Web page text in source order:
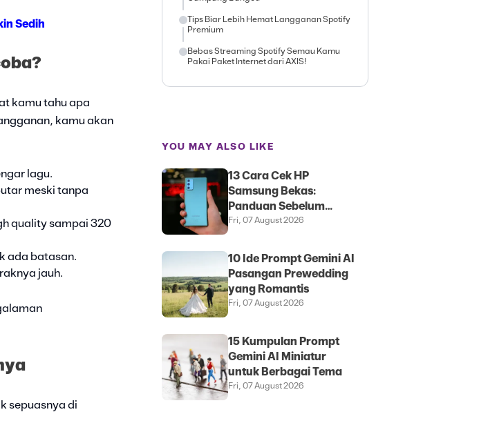
Sedih
kamu tahu apa
kamu akan
lagu.
meski tanpa
quality sampai 320
ada batasan.
jauh.
sepuasnya di
Tips Biar Lebih Hemat Langganan Spotify
Premium
Bebas Streaming Spotify Semau Kamu
Pakai Paket Internet dari AXIS!
YOU MAY ALSO LIKE
13 Cara Cek HP
Samsung Bekas:
Panduan Sebelum
Membeli
Fri, 07 August 2026
10 Ide Prompt Gemini AI
Pasangan Prewedding
yang Romantis
Fri, 07 August 2026
15 Kumpulan Prompt
Gemini AI Miniatur
untuk Berbagai Tema
Fri, 07 August 2026